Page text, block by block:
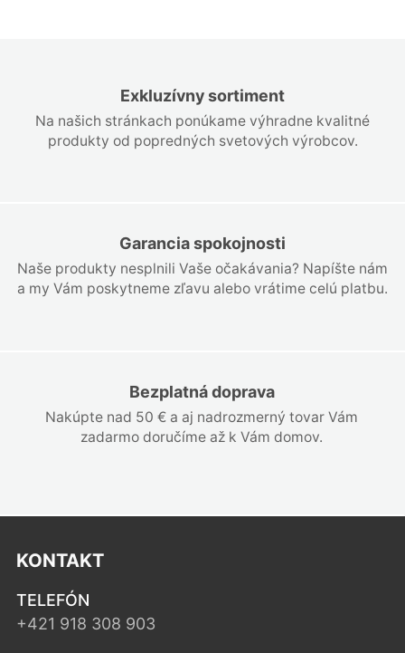
Exkluzívny sortiment
Na našich stránkach ponúkame výhradne kvalitné
produkty od popredných svetových výrobcov.
Garancia spokojnosti
Naše produkty nesplnili Vaše očakávania? Napíšte nám
a my Vám poskytneme zľavu alebo vrátime celú platbu.
Bezplatná doprava
Nakúpte nad 50 € a aj nadrozmerný tovar Vám
zadarmo doručíme až k Vám domov.
KONTAKT
TELEFÓN
+421 918 308 903